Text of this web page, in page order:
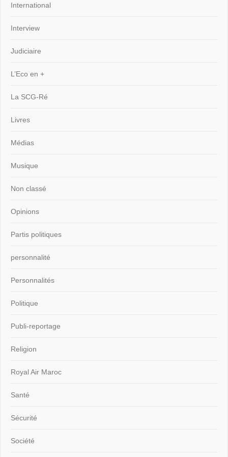
International
Interview
Judiciaire
L’Eco en +
La SCG-Ré
Livres
Médias
Musique
Non classé
Opinions
Partis politiques
personnalité
Personnalités
Politique
Publi-reportage
Religion
Royal Air Maroc
Santé
Sécurité
Société